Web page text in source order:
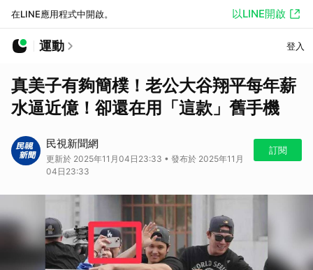
在LINE應用程式中開啟。 以LINE開啟
運動 登入
真美子有夠簡樸！老公大谷翔平每年薪
水逼近億！卻還在用「這款」舊手機
民視新聞網
更新於 2025年11月04日23:33 • 發布於 2025年11月
04日23:33
訂閱